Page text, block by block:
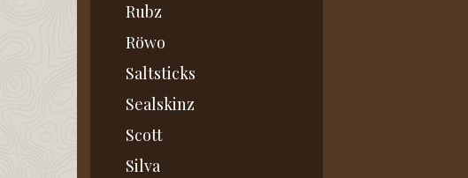
Rubz
Röwo
Saltsticks
Sealskinz
Scott
Silva